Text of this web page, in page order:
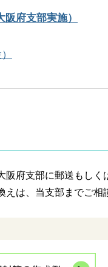
府支部実施）
阪府支部に郵送もしく
えは、当支部 までご相